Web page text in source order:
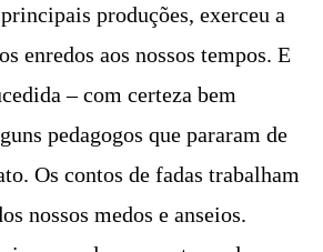
produções, exerceu a
enredos aos nossos tempos. E
– com certeza bem
pedagogos que pararam de
Os contos de fadas trabalham
nossos medos e anseios.